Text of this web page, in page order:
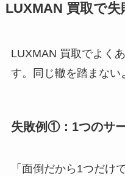
LUXMAN 買取で
LUXMAN 買取でよく
す。同じ轍を踏まない
失敗例①：1つのサ
「面倒だから1つだけ